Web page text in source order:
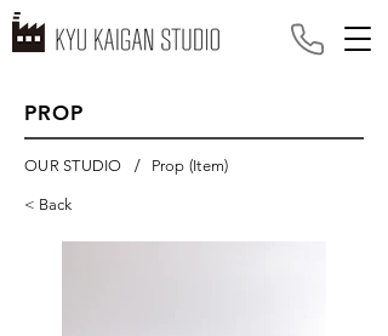
PROP
OUR STUDIO / Prop (Item)
< Back